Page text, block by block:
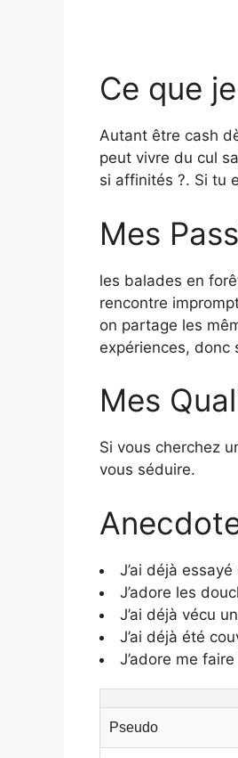
Ce que
Autant être cash
peut vivre du cul
si affinités ?. Si tu
Mes
les balades en
rencontre
on partage les
expériences, donc
Mes
Si vous cherchez
vous séduire.
J’ai déjà
J’adore les
J’ai déjà vécu
J’ai déjà été
J’adore me
Pseudo